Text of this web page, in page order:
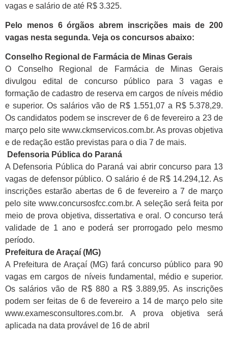
vagas e salário de até R$ 3.325.
Pelo menos 6 órgãos abrem inscrições mais de 200
vagas nesta segunda. Veja os concursos abaixo:
Conselho Regional de Farmácia de Minas Gerais
O Conselho Regional de Farmácia de Minas Gerais
divulgou edital de concurso público para 3 vagas e
formação de cadastro de reserva em cargos de níveis médio
e superior. Os salários vão de R$ 1.551,07 a R$ 5.378,29.
Os candidatos podem se inscrever de 6 de fevereiro a 23 de
março pelo site www.ckmservicos.com.br. As provas objetiva
e de redação estão previstas para o dia 7 de mais.
Defensoria Pública do Paraná
A Defensoria Pública do Paraná vai abrir concurso para 13
vagas de defensor público. O salário é de R$ 14.294,12. As
inscrições estarão abertas de 6 de fevereiro a 7 de março
pelo site www.concursosfcc.com.br. A seleção será feita por
meio de prova objetiva, dissertativa e oral. O concurso terá
validade de 1 ano e poderá ser prorrogado pelo mesmo
período.
Prefeitura de Araçaí (MG)
A Prefeitura de Araçaí (MG) fará concurso público para 90
vagas em cargos de níveis fundamental, médio e superior.
Os salários vão de R$ 880 a R$ 3.889,95. As inscrições
podem ser feitas de 6 de fevereiro a 14 de março pelo site
www.examesconsultores.com.br. A prova objetiva será
aplicada na data provável de 16 de abril